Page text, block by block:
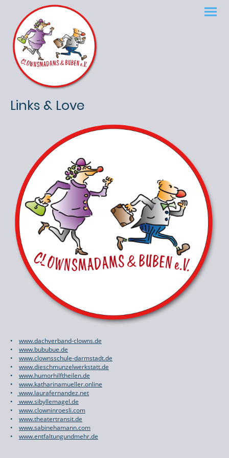
Links & Love
• www.dachverband-clowns.de
• www.bububue.de
• www.clownsschule-darmstadt.de
• www.dieschmunzelwerkstatt.de
• www.humorhilftheilen.de
• www.katharinamueller.online
•
www.laurafernandez.net
•
www.sibyllemagel.de
• www.clowninroesli.com
• www.theatertransit.de
• www.sabinehamann.com
• www.entfaltungundmehr.de